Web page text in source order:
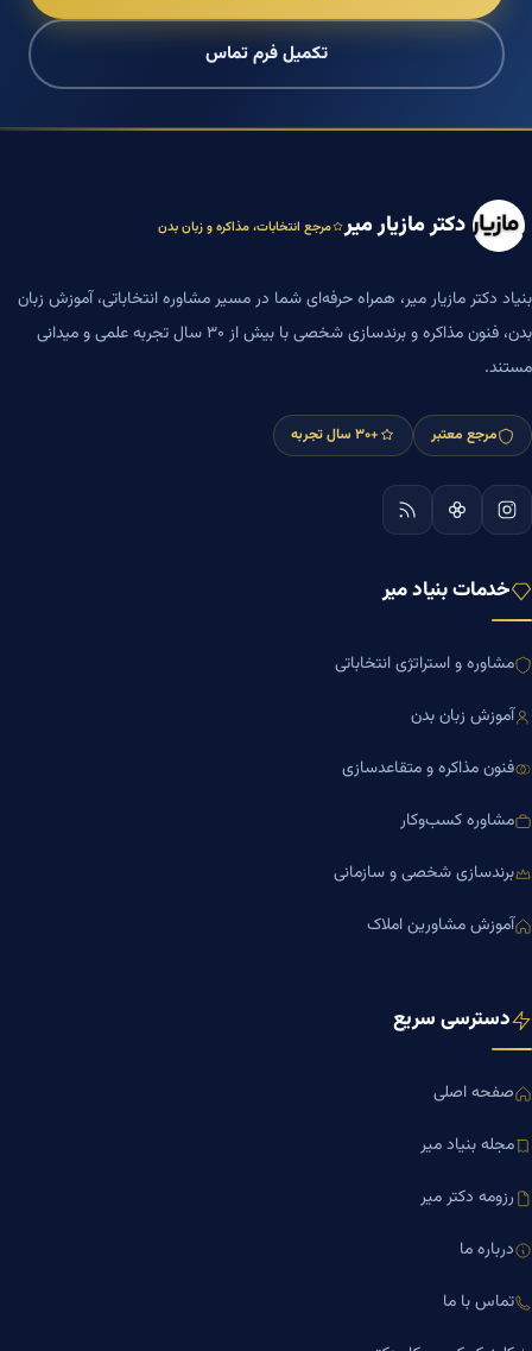
تکمیل فرم تماس
دکتر مازیار میر مرجع انتخابات، مذاکره و زبان بدن
بنیاد دکتر مازیار میر، همراه حرفه‌ای شما در مسیر مشاوره انتخاباتی، آموزش زبان
بدن، فنون مذاکره و برندسازی شخصی با بیش از ۳۰ سال تجربه علمی و میدانی
مستند.
مرجع معتبر +۳۰ سال تجربه
خدمات بنیاد میر
مشاوره و استراتژی انتخاباتی
آموزش زبان بدن
فنون مذاکره و متقاعدسازی
مشاوره کسب‌وکار
برندسازی شخصی و سازمانی
آموزش مشاورین املاک
دسترسی سریع
صفحه اصلی
مجله بنیاد میر
رزومه دکتر میر
درباره ما
تماس با ما